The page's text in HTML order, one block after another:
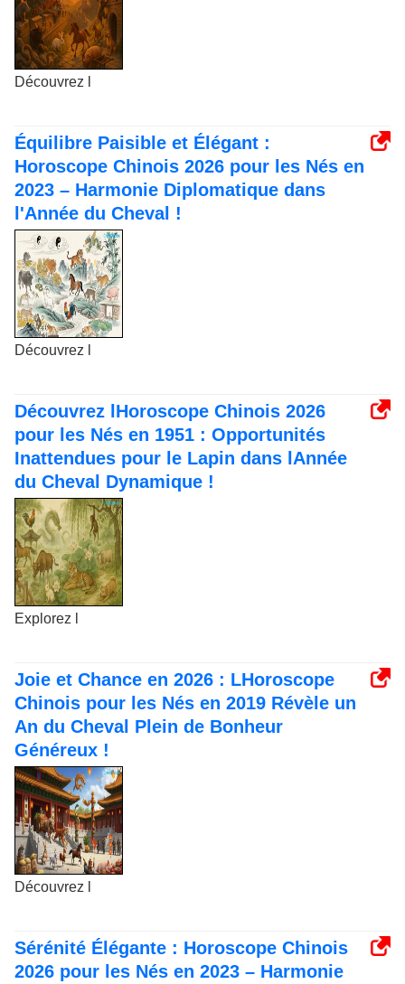
Découvrez l
Équilibre Paisible et Élégant :
Horoscope Chinois 2026 pour les Nés en
2023 – Harmonie Diplomatique dans
l'Année du Cheval !
Découvrez l
Découvrez lHoroscope Chinois 2026
pour les Nés en 1951 : Opportunités
Inattendues pour le Lapin dans lAnnée
du Cheval Dynamique !
Explorez l
Joie et Chance en 2026 : LHoroscope
Chinois pour les Nés en 2019 Révèle un
An du Cheval Plein de Bonheur
Généreux !
Découvrez l
Sérénité Élégante : Horoscope Chinois
2026 pour les Nés en 2023 – Harmonie